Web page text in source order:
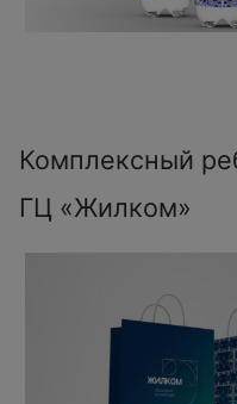
Комплексный
ГЦ «Жилком»